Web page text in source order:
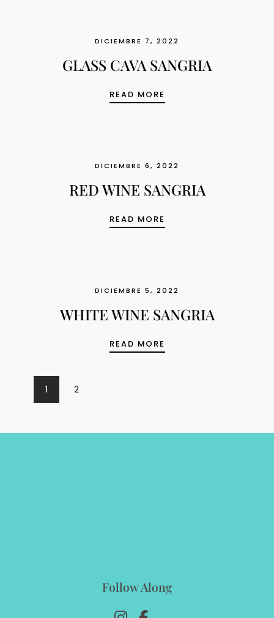
DICIEMBRE 7, 2022
GLASS CAVA SANGRIA
READ MORE
DICIEMBRE 6, 2022
RED WINE SANGRIA
READ MORE
DICIEMBRE 5, 2022
WHITE WINE SANGRIA
READ MORE
1 2
Follow Along